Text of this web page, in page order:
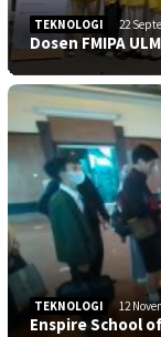
TEKNOLOGI 22
Dosen FMIPA
TEKNOLOGI 12
Enspire School